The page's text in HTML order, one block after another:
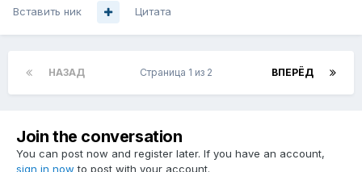
Вставить ник Цитата
НАЗАД ВПЕРЁД
Страница 1 из 2
Join the conversation
You can post now and register later. If you have an account,
sign in now to post with your account.